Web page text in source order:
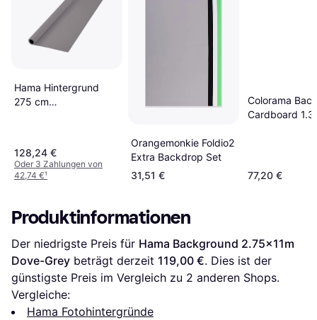
Hama Hintergrund
275 cm
128,24 €
Oder 3 Zahlungen von
42,74 €¹
Orangemonkie Foldio2
Extra Backdrop Set
31,51 €
Colorama
Cardboard
77,20 €
Produktinformationen
Der niedrigste Preis für Hama Background 2.75x11m
Dove-Grey beträgt derzeit 119,00 €. Dies ist der
günstigste Preis im Vergleich zu 2 anderen Shops.
Vergleiche:
Hama Fotohintergründe